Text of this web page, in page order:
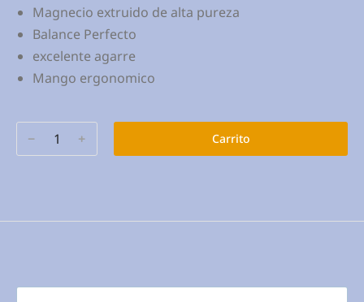
Magnecio extruido de alta pureza
Balance Perfecto
excelente agarre
Mango ergonomico
﹣ ﹢ Carrito